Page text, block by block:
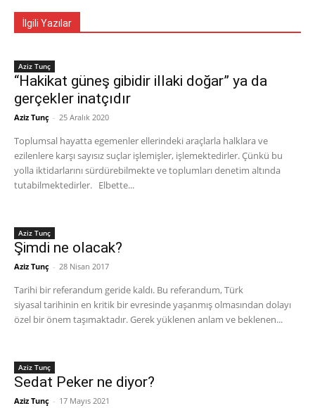
İlgili Yazılar
Aziz Tunç
“Hakikat güneş gibidir illaki doğar” ya da
gerçekler inatçıdır
Aziz Tunç - 25 Aralık 2020
Toplumsal hayatta egemenler ellerindeki araçlarla halklara ve
ezilenlere karşı sayısız suçlar işlemişler, işlemektedirler. Çünkü bu
yolla iktidarlarını sürdürebilmekte ve toplumları denetim altında
tutabilmektedirler. Elbette...
Aziz Tunç
Şimdi ne olacak?
Aziz Tunç - 28 Nisan 2017
Tarihi bir referandum geride kaldı. Bu referandum, Türk
siyasal tarihinin en kritik bir evresinde yaşanmış olmasından dolayı
özel bir önem taşımaktadır. Gerek yüklenen anlam ve beklenen...
Aziz Tunç
Sedat Peker ne diyor?
Aziz Tunç - 17 Mayıs 2021